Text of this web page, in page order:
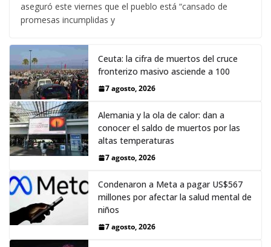
aseguró este viernes que el pueblo está “cansado de
promesas incumplidas y
Ceuta: la cifra de muertos del cruce
fronterizo masivo asciende a 100
7 agosto, 2026
Alemania y la ola de calor: dan a
conocer el saldo de muertos por las
altas temperaturas
7 agosto, 2026
Condenaron a Meta a pagar US$567
millones por afectar la salud mental de
niños
7 agosto, 2026